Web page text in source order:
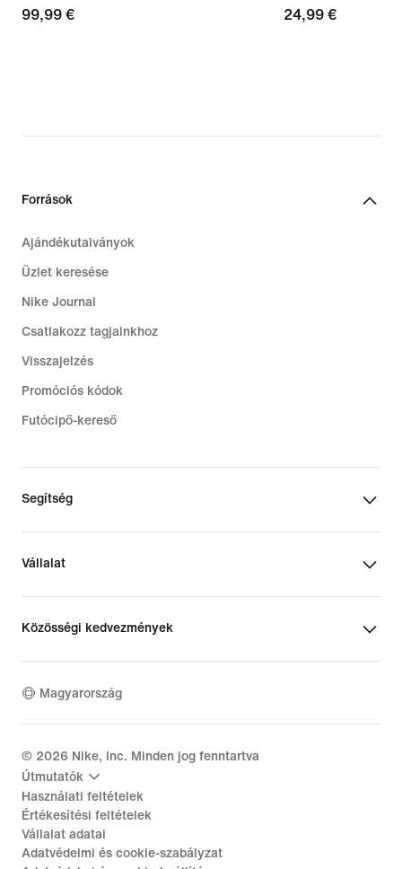
99,99
99,99 €
24,99
24,99 €
Források
Ajándékutalványok
Üzlet keresése
Nike Journal
Csatlakozz tagjainkhoz
Visszajelzés
Promóciós kódok
Futócipő-kereső
Segítség
Vállalat
Közösségi kedvezmények
Magyarország
© 2026 Nike, Inc. Minden jog fenntartva
Útmutatók
Használati feltételek
Értékesítési feltételek
Vállalat adatai
Adatvédelmi és cookie-szabályzat